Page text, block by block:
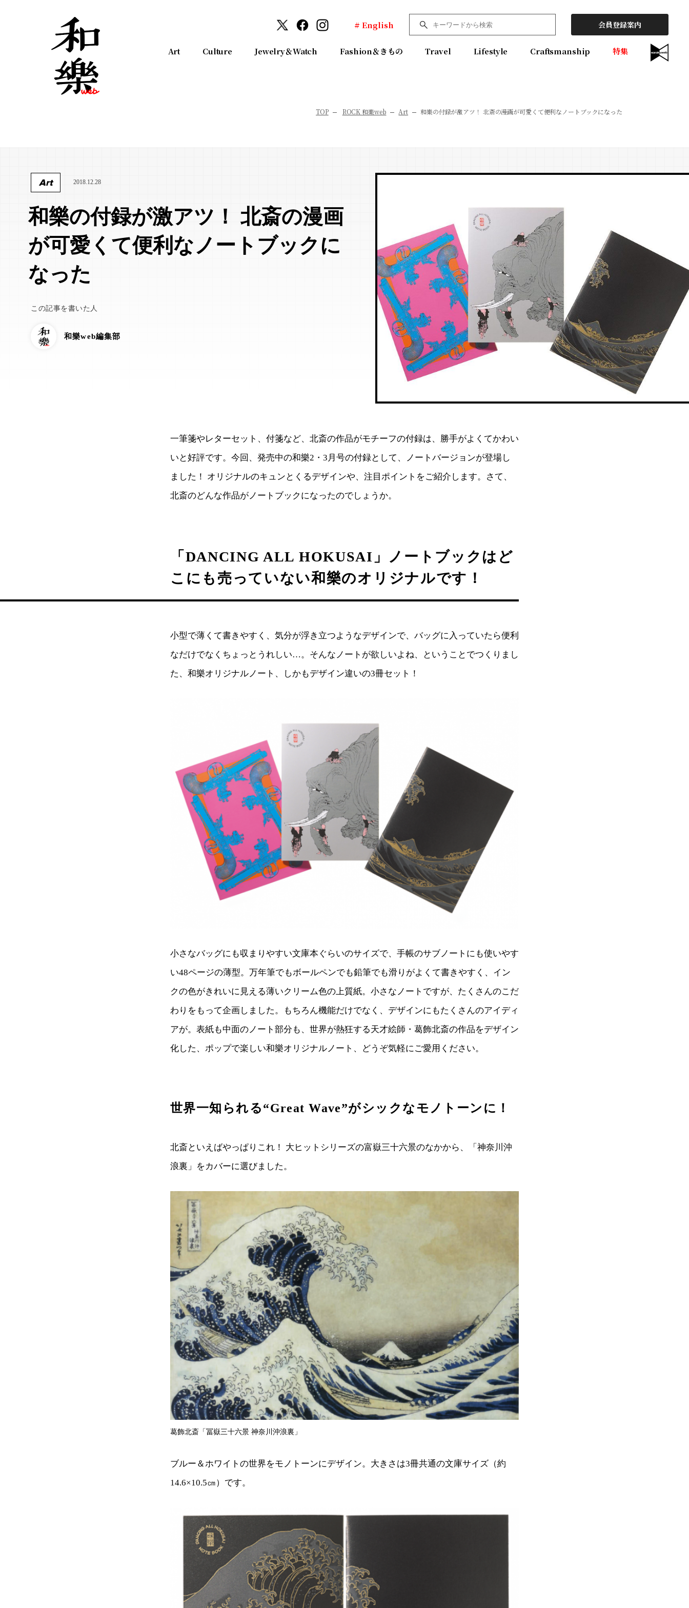
# English 会員登録案内
Art Culture Jewelry＆Watch Fashion＆きもの Travel Lifestyle Craftsmanship 特集
TOP ROCK 和樂web Art 和樂の付録が激アツ！ 北斎の漫画が可愛くて便利なノートブックになった
Art 2018.12.28
和樂の付録が激アツ！ 北斎の漫画
が可愛くて便利なノートブックに
なった
この記事を書いた人
和樂web編集部
一筆箋やレターセット、付箋など、北斎の作品がモチーフの付録は、勝手がよくてかわい
いと好評です。今回、発売中の和樂2・3月号の付録として、ノートバージョンが登場し
ました！ オリジナルのキュンとくるデザインや、注目ポイントをご紹介します。さて、
北斎のどんな作品がノートブックになったのでしょうか。
「DANCING ALL HOKUSAI」ノートブックはど
こにも売っていない和樂のオリジナルです！
小型で薄くて書きやすく、気分が浮き立つようなデザインで、バッグに入っていたら便利
なだけでなくちょっとうれしい…。そんなノートが欲しいよね、ということでつくりまし
た、和樂オリジナルノート、しかもデザイン違いの3冊セット！
小さなバッグにも収まりやすい文庫本ぐらいのサイズで、手帳のサブノートにも使いやす
い48ページの薄型。万年筆でもボールペンでも鉛筆でも滑りがよくて書きやすく、イン
クの色がきれいに見える薄いクリーム色の上質紙。小さなノートですが、たくさんのこだ
わりをもって企画しました。もちろん機能だけでなく、デザインにもたくさんのアイディ
アが。表紙も中面のノート部分も、世界が熱狂する天才絵師・葛飾北斎の作品をデザイン
化した、ポップで楽しい和樂オリジナルノート、どうぞ気軽にご愛用ください。
世界一知られる“Great Wave”がシックなモノトーンに！
北斎といえばやっぱりこれ！ 大ヒットシリーズの富嶽三十六景のなかから、「神奈川沖
浪裏」をカバーに選びました。
葛飾北斎「冨嶽三十六景 神奈川沖浪裏」
ブルー＆ホワイトの世界をモノトーンにデザイン。大きさは3冊共通の文庫サイズ（約
14.6×10.5㎝）です。